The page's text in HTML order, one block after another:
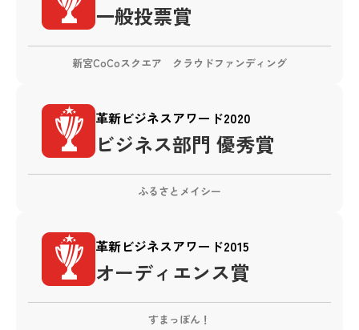
一般投票賞
新宮CoCoスクエア クラウドファンディング
革新ビジネスアワード2020
ビジネス部門 優秀賞
ふるさとメイシー
革新ビジネスアワード2015
オーディエンス賞
すまっぽん！